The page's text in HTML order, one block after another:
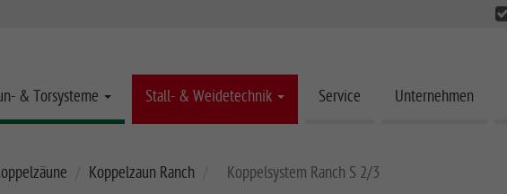
& Torsysteme Stall- & Weidetechnik Service Unternehmen
Koppelzaun Ranch Koppelsystem Ranch S 2/3